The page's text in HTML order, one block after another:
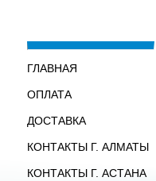
ГЛАВНАЯ
ОПЛАТА
ДОСТАВКА
КОНТАКТЫ Г. АЛМАТЫ
КОНТАКТЫ Г. АСТАНА